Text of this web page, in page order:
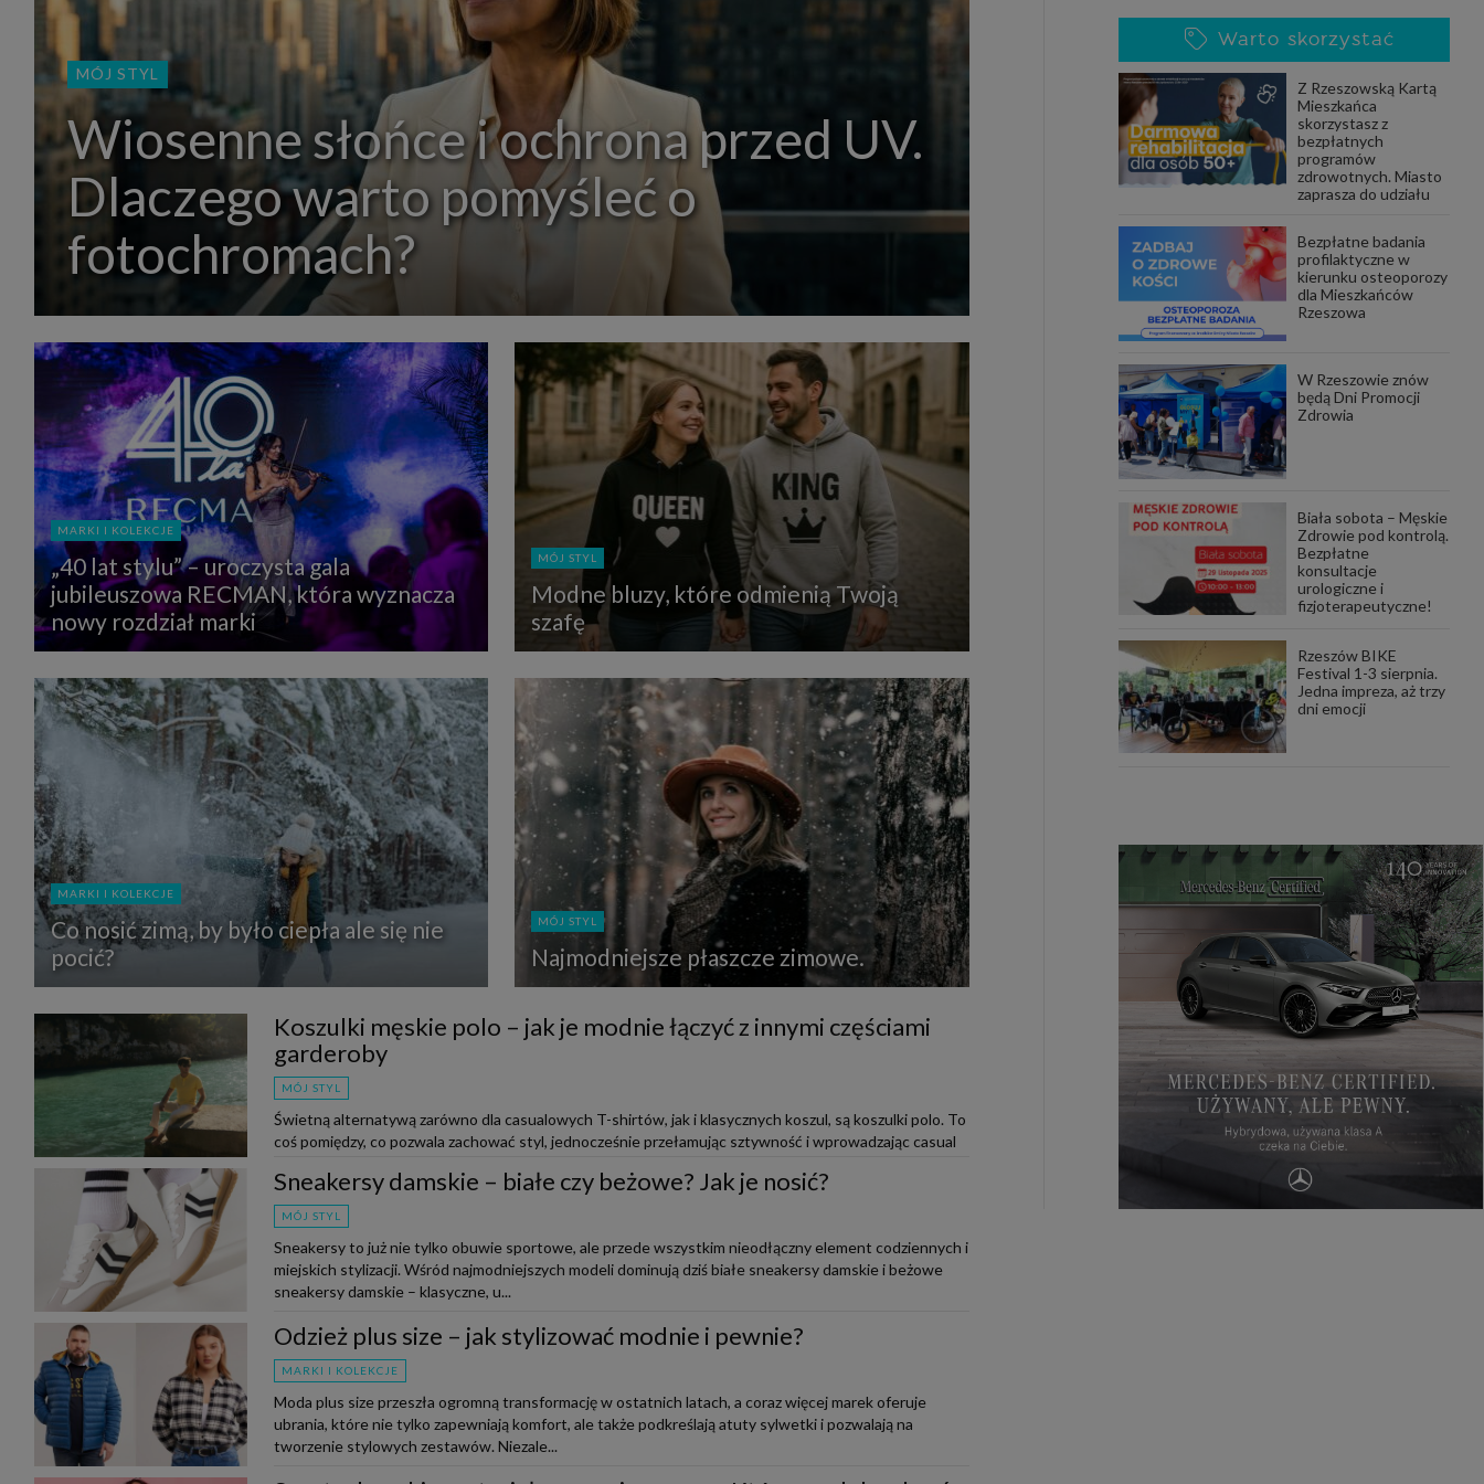
MÓJ STYL
Wiosenne słońce i ochrona przed UV.
Dlaczego warto pomyśleć o
fotochromach?
MARKI I KOLEKCJE
„40 lat stylu” – uroczysta gala
jubileuszowa RECMAN, która wyznacza
nowy rozdział marki
MÓJ STYL
Modne bluzy, które odmienią Twoją
szafę
MARKI I KOLEKCJE
Co nosić zimą, by było ciepła ale się nie
pocić?
MÓJ STYL
Najmodniejsze płaszcze zimowe.
Koszulki męskie polo – jak je modnie łączyć z innymi częściami
garderoby
MÓJ STYL
Świetną alternatywą zarówno dla casualowych T-shirtów, jak i klasycznych koszul, są koszulki polo. To
coś pomiędzy, co pozwala zachować styl, jednocześnie przełamując sztywność i wprowadzając casual
Sneakersy damskie – białe czy beżowe? Jak je nosić?
MÓJ STYL
Sneakersy to już nie tylko obuwie sportowe, ale przede wszystkim nieodłączny element codziennych i
miejskich stylizacji. Wśród najmodniejszych modeli dominują dziś białe sneakersy damskie i beżowe
sneakersy damskie – klasyczne, u...
Odzież plus size – jak stylizować modnie i pewnie?
MARKI I KOLEKCJE
Moda plus size przeszła ogromną transformację w ostatnich latach, a coraz więcej marek oferuje
ubrania, które nie tylko zapewniają komfort, ale także podkreślają atuty sylwetki i pozwalają na
tworzenie stylowych zestawów. Niezale...
Warto skorzystać
Z Rzeszowską Kartą
Mieszkańca
skorzystasz z
bezpłatnych
programów
zdrowotnych. Miasto
zaprasza do udziału
Bezpłatne badania
profilaktyczne w
kierunku osteoporozy
dla Mieszkańców
Rzeszowa
W Rzeszowie znów
będą Dni Promocji
Zdrowia
Biała sobota – Męskie
Zdrowie pod kontrolą.
Bezpłatne
konsultacje
urologiczne i
fizjoterapeutyczne!
Rzeszów BIKE
Festival 1-3 sierpnia.
Jedna impreza, aż trzy
dni emocji